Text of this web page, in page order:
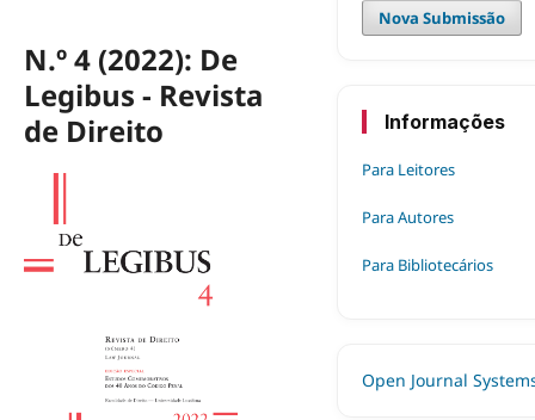
N.º 4 (2022): De
Legibus - Revista
de Direito
Nova Submissão
Informações
Para Leitores
Para Autores
Para Bibliotecários
Open Journal